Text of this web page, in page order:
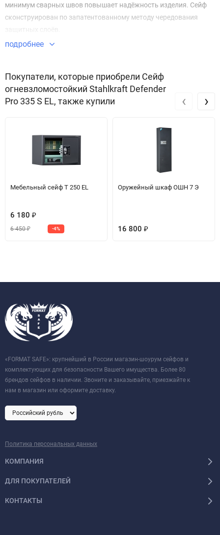
минимум сварных швов повышает надёжность изделия. Сейф
сконструирован по запатентованному методу чередования
защитных слоёв.
подробнее
Покупатели, которые приобрели Сейф
огневзломостойкий Stahlkraft Defender
Pro 335 S EL, также купили
Мебельный сейф T 250 EL
6 180 ₽
6 450₽ -4%
Оружейный шкаф ОШН 7 Э
16 800 ₽
‹ ›
«FORMAT SAFE»: крупнейший в России магазин-шоурум сейфов и
комплектующих для безопасности Вашего имущества. Более 80
брендов сейфов в наличии. Звоните и заказывайте, приезжайте к
нам в магазин или оформите доставку.
Политика персональных данных
КОМПАНИЯ
ДЛЯ ПОКУПАТЕЛЕЙ
КОНТАКТЫ